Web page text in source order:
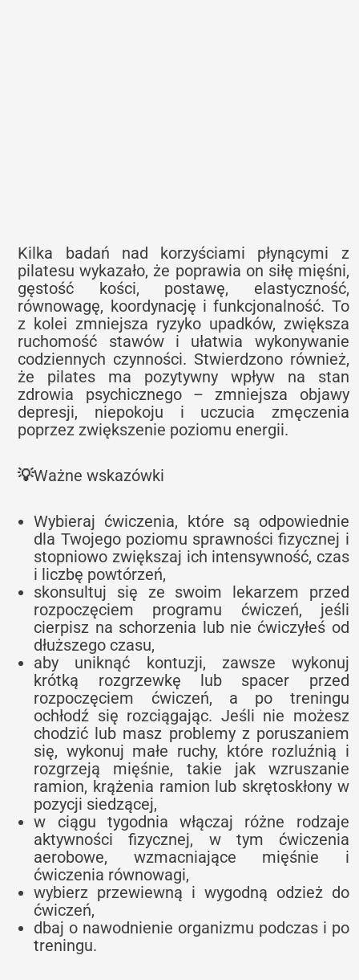
Kilka badań nad korzyściami płynącymi z
pilatesu wykazało, że poprawia on siłę mięśni,
gęstość kości, postawę, elastyczność,
równowagę, koordynację i funkcjonalność. To
z kolei zmniejsza ryzyko upadków, zwiększa
ruchomość stawów i ułatwia wykonywanie
codziennych czynności. Stwierdzono również,
że pilates ma pozytywny wpływ na stan
zdrowia psychicznego – zmniejsza objawy
depresji, niepokoju i uczucia zmęczenia
poprzez zwiększenie poziomu energii.
💡Ważne wskazówki
Wybieraj ćwiczenia, które są odpowiednie
dla Twojego poziomu sprawności fizycznej i
stopniowo zwiększaj ich intensywność, czas
i liczbę powtórzeń,
skonsultuj się ze swoim lekarzem przed
rozpoczęciem programu ćwiczeń, jeśli
cierpisz na schorzenia lub nie ćwiczyłeś od
dłuższego czasu,
aby uniknąć kontuzji, zawsze wykonuj
krótką rozgrzewkę lub spacer przed
rozpoczęciem ćwiczeń, a po treningu
ochłodź się rozciągając. Jeśli nie możesz
chodzić lub masz problemy z poruszaniem
się, wykonuj małe ruchy, które rozluźnią i
rozgrzeją mięśnie, takie jak wzruszanie
ramion, krążenia ramion lub skrętoskłony w
pozycji siedzącej,
w ciągu tygodnia włączaj różne rodzaje
aktywności fizycznej, w tym ćwiczenia
aerobowe, wzmacniające mięśnie i
ćwiczenia równowagi,
wybierz przewiewną i wygodną odzież do
ćwiczeń,
dbaj o nawodnienie organizmu podczas i po
treningu.